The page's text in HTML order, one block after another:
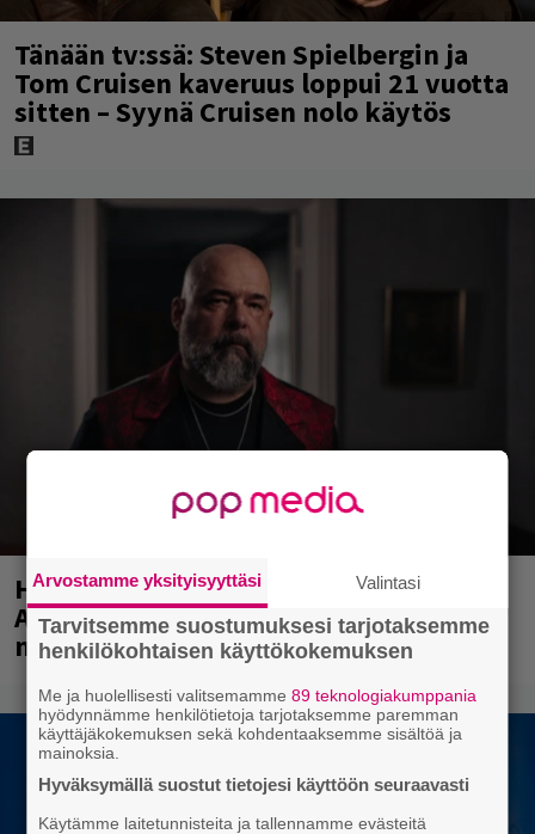
Tänään tv:ssä: Steven Spielbergin ja
Tom Cruisen kaveruus loppui 21 vuotta
sitten – Syynä Cruisen nolo käytös
Huomenna se ilmestyy – CMX:stä tutun
A.W. Yrjänän uutuusalbumi om
mammuttimainen kokonaisuus
Arvostamme yksityisyyttäsi Valintasi
Tarvitsemme suostumuksesi tarjotaksemme
henkilökohtaisen käyttökokemuksen
Me ja huolellisesti valitsemamme89 teknologiakumppania
hyödynnämme henkilötietoja tarjotaksemme paremman
käyttäjäkokemuksen sekä kohdentaaksemme sisältöä ja
mainoksia.
Hyväksymällä suostut tietojesi käyttöön seuraavasti
Käytämme laitetunnisteita ja tallennamme evästeitä